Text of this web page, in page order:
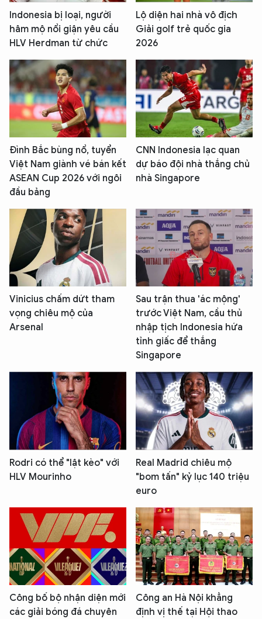
Indonesia bị loại, người
hâm mộ nổi giận yêu cầu
HLV Herdman từ chức
Lộ diện hai nhà vô địch
Giải golf trẻ quốc gia
2026
Đình Bắc bùng nổ, tuyển
Việt Nam giành vé bán kết
ASEAN Cup 2026 với ngôi
đầu bảng
CNN Indonesia lạc quan
dự báo đội nhà thắng chủ
nhà Singapore
Vinicius chấm dứt tham
vọng chiêu mộ của
Arsenal
Sau trận thua 'ác mộng'
trước Việt Nam, cầu thủ
nhập tịch Indonesia hứa
tỉnh giấc để thắng
Singapore
Rodri có thể "lật kèo" với
HLV Mourinho
Real Madrid chiêu mộ
"bom tấn" kỷ lục 140 triệu
euro
Công bố bộ nhận diện mới
các giải bóng đá chuyên
Công an Hà Nội khẳng
định vị thế tại Hội thao